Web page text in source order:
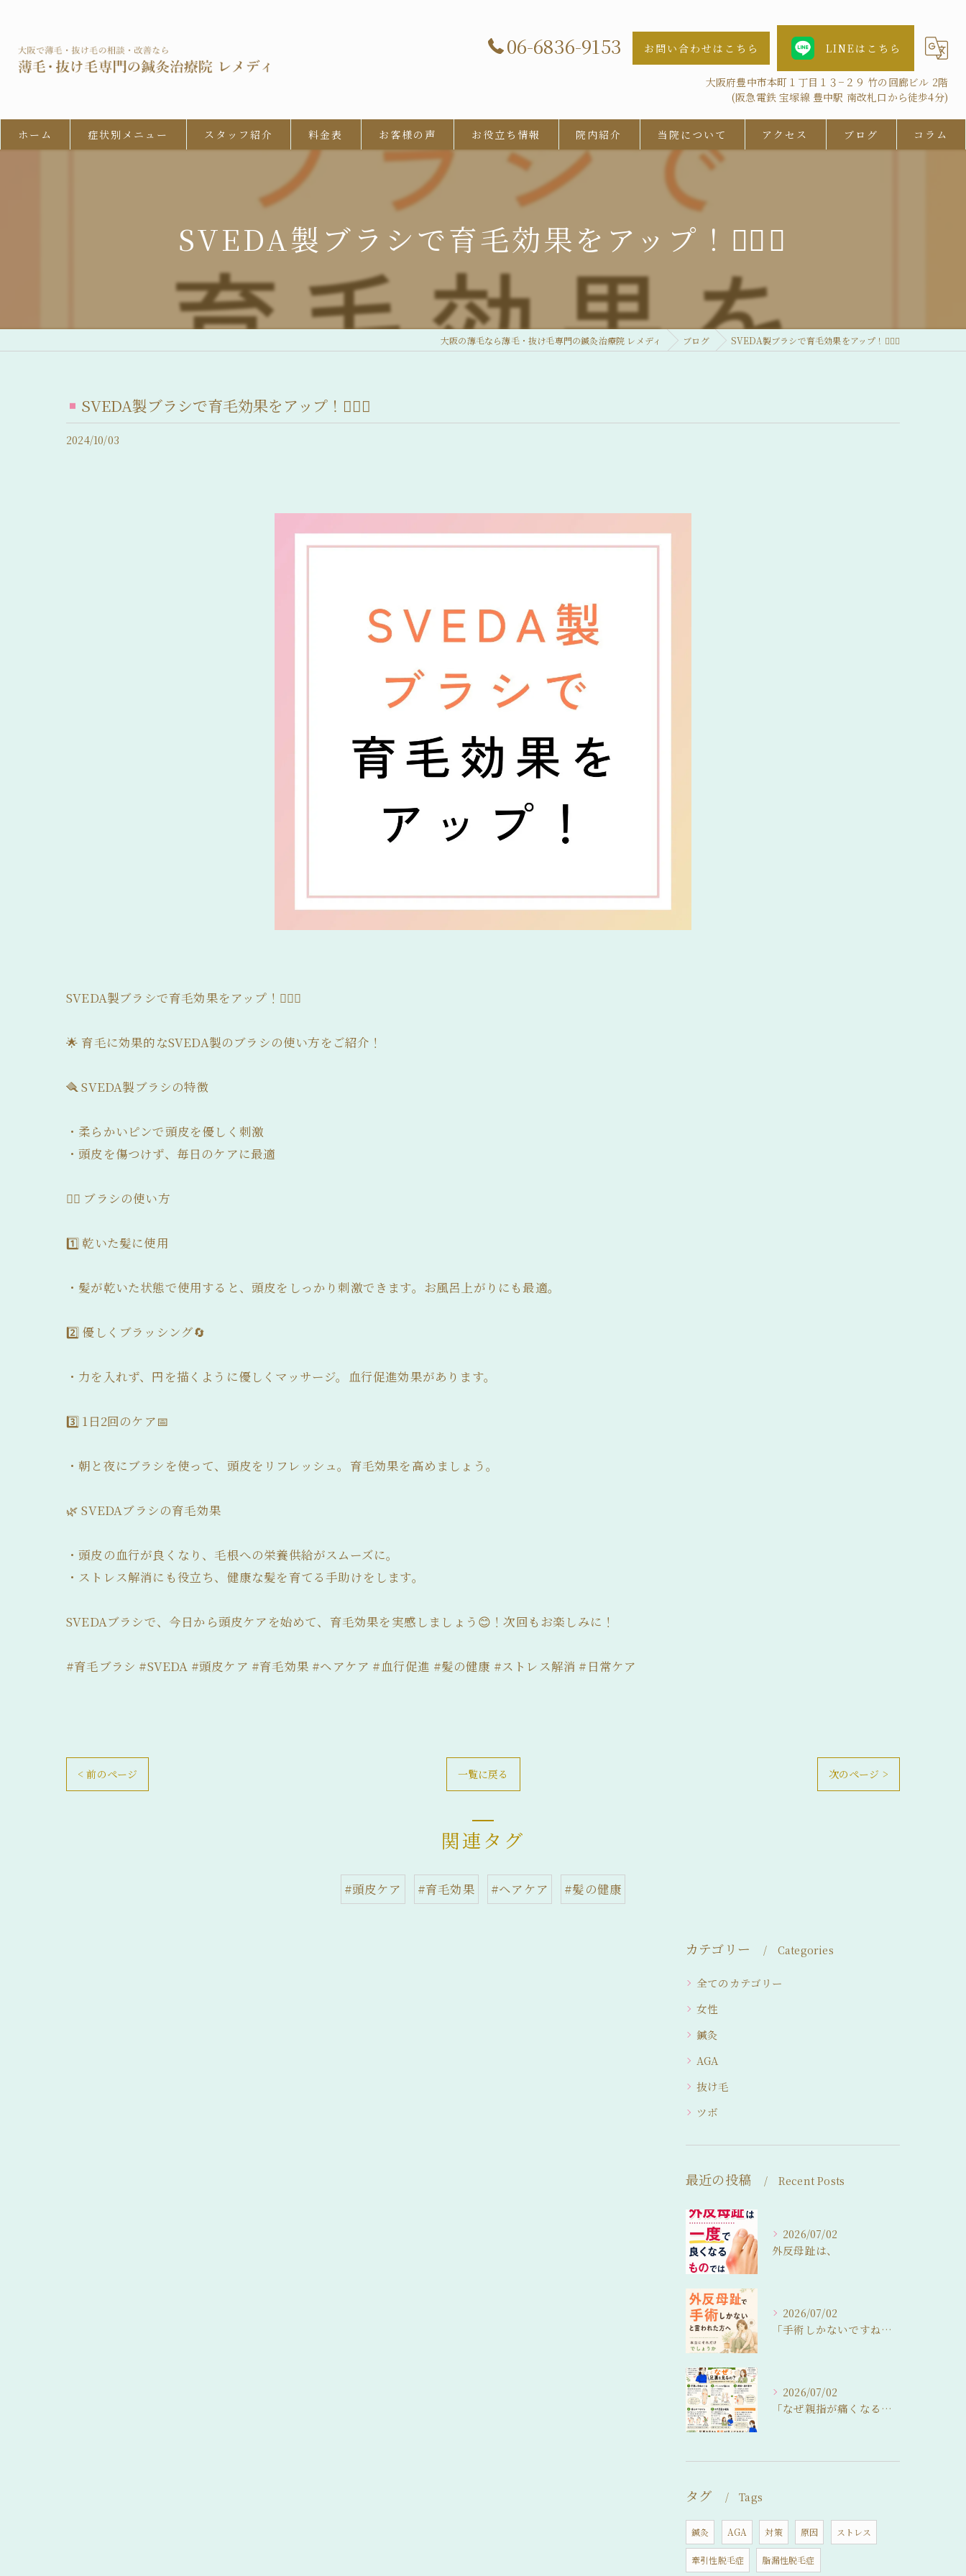
06-6836-9153 お問い合わせはこちら LINEはこちら
大阪府豊中市本町１丁目１３−２９ 竹の回廊ビル 2階
(阪急電鉄 宝塚線 豊中駅 南改札口から徒歩4分)
ホーム 症状別メニュー
女性の男性型脱毛 (FAGA)
産後脱毛症 (産後の抜け毛)
急性休止期脱毛症
慢性休止期脱毛症
スタッフ紹介 料金表 お客様の声 お役立ち情報 院内紹介 当院について
鍼灸
アクセス ブログ コラム
SVEDA製ブラシで育毛効果をアップ！💆‍♂️✨
大阪の薄毛なら薄毛・抜け毛専門の鍼灸治療院 レメディ ブログ SVEDA製ブラシで育毛効果をアップ！💆‍♂️✨
SVEDA製ブラシで育毛効果をアップ！💆‍♂️✨
2024/10/03
SVEDA製ブラシで育毛効果をアップ！💆‍♂️✨
🌟 育毛に効果的なSVEDA製のブラシの使い方をご紹介！
🪮 SVEDA製ブラシの特徴
・柔らかいピンで頭皮を優しく刺激
・頭皮を傷つけず、毎日のケアに最適
💆‍♂️ ブラシの使い方
1️⃣ 乾いた髪に使用
・髪が乾いた状態で使用すると、頭皮をしっかり刺激できます。お風呂上がりにも最適。
2️⃣ 優しくブラッシング🔄
・力を入れず、円を描くように優しくマッサージ。血行促進効果があります。
3️⃣ 1日2回のケア📅
・朝と夜にブラシを使って、頭皮をリフレッシュ。育毛効果を高めましょう。
🌿 SVEDAブラシの育毛効果
・頭皮の血行が良くなり、毛根への栄養供給がスムーズに。
・ストレス解消にも役立ち、健康な髪を育てる手助けをします。
SVEDAブラシで、今日から頭皮ケアを始めて、育毛効果を実感しましょう😊！次回もお楽しみに！
#育毛ブラシ #SVEDA #頭皮ケア #育毛効果 #ヘアケア #血行促進 #髪の健康 #ストレス解消 #日常ケア
< 前のページ 一覧に戻る 次のページ >
関連タグ
#頭皮ケア #育毛効果 #ヘアケア #髪の健康
カテゴリー Categories
全てのカテゴリー
女性
鍼灸
AGA
抜け毛
ツボ
最近の投稿 Recent Posts
2026/07/02
外反母趾は、
2026/07/02
「手術しかないですね…」
2026/07/02
「なぜ親指が痛くなるの？」
タグ Tags
鍼灸 AGA 対策 原因 ストレス
牽引性脱毛症 脂漏性脱毛症